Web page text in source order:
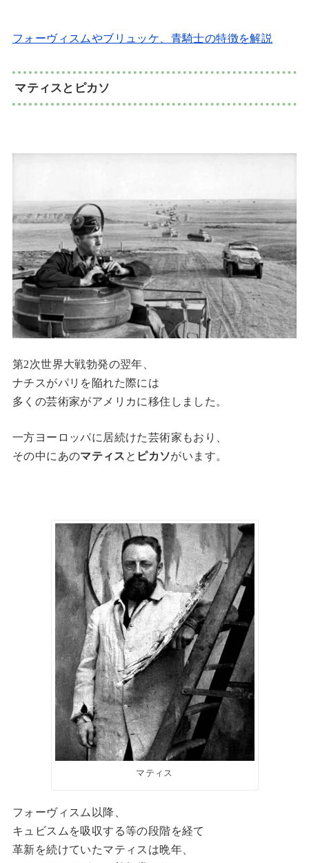
フォーヴィスムやブリュッケ、青騎士の特徴を解説
マティスとピカソ
第2次世界大戦勃発の翌年、
ナチスがパリを陥れた際には
多くの芸術家がアメリカに移住しました。
一方ヨーロッパに居続けた芸術家もおり、
その中にあのマティス と ピカソがいます。
マティス
フォーヴィスム以降、
キュビスムを吸収する等の段階を経て
革新を続けていたマティスは晩年、